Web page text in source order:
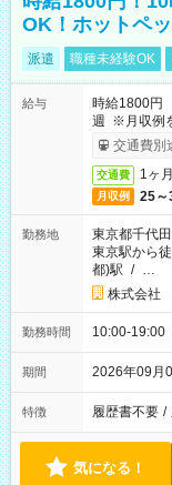
OK！ホットペ
派遣 職種未経験OK
給与
時給1800円
週 ※月収例
ービス利用
交通費別
交通費 1ヶ
月収例 25～
勤務地
東京都千代
東京駅から
都)駅 / …
株式会社
勤務時間 10:00-19:00
期間 2026年09
特徴 履歴書不要 /
気になる！